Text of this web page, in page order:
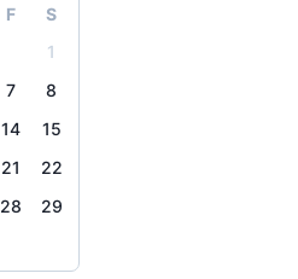
F
S
1
7
8
14
15
21
22
28
29